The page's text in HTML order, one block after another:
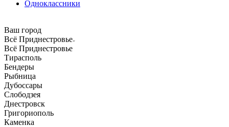
Одноклассники
Ваш город
Всё Приднестровье
Всё Приднестровье
Тирасполь
Бендеры
Рыбница
Дубоссары
Слободзея
Днестровск
Григориополь
Каменка